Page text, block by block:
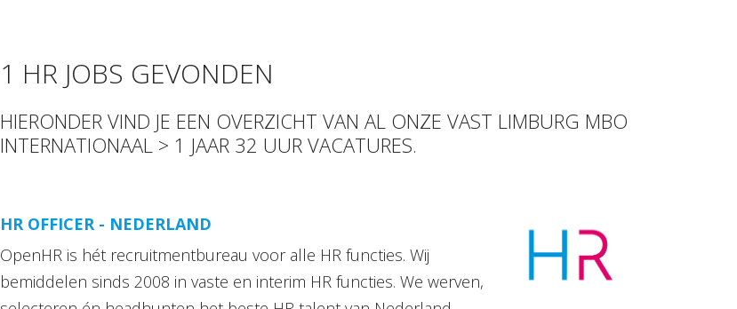
1 HR JOBS GEVONDEN
HIERONDER VIND JE EEN OVERZICHT VAN AL ONZE VAST LIMBURG MBO
INTERNATIONAAL > 1 JAAR 32 UUR VACATURES.
HR OFFICER - NEDERLAND
OpenHR is hét recruitmentbureau voor alle HR functies. Wij
bemiddelen sinds 2008 in vaste en interim HR functies. We werven,